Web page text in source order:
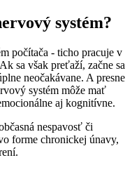
systém?
počítača - ticho pracuje v
sa však preťaží, začne sa
neočakávane. A presne
systém môže mať
aj kognitívne.
nespavosť či
forme chronickej únavy,